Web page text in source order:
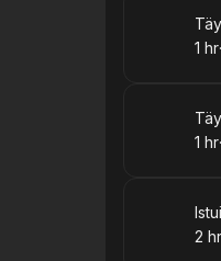
.
1 hr·
.
1 hr·
.
2